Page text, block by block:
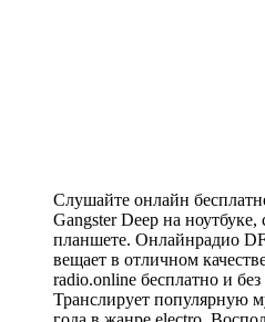
Слушайте онлайн
Gangster Deep на
планшете. Онлайнрадио
вещает в отличном
radio.online бесплатно и
Транслирует популярную